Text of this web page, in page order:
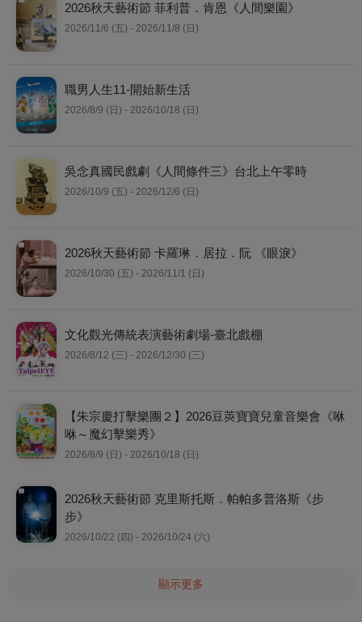
2026秋天藝術節 菲利普．肯恩《人間樂園》
2026/11/6 (五) - 2026/11/8 (日)
職男人生11-開始新生活
2026/8/9 (日) - 2026/10/18 (日)
吳念真國民戲劇《人間條件三》台北上午零時
2026/10/9 (五) - 2026/12/6 (日)
2026秋天藝術節 卡羅琳．居拉．阮 《眼淚》
2026/10/30 (五) - 2026/11/1 (日)
文化觀光傳統表演藝術劇場-臺北戲棚
2026/8/12 (三) - 2026/12/30 (三)
【朱宗慶打擊樂團２】2026豆莢寶寶兒童音樂會《咻
咻～魔幻擊樂秀》
2026/8/9 (日) - 2026/10/18 (日)
2026秋天藝術節 克里斯托斯．帕帕多普洛斯《步
步》
2026/10/22 (四) - 2026/10/24 (六)
顯示更多